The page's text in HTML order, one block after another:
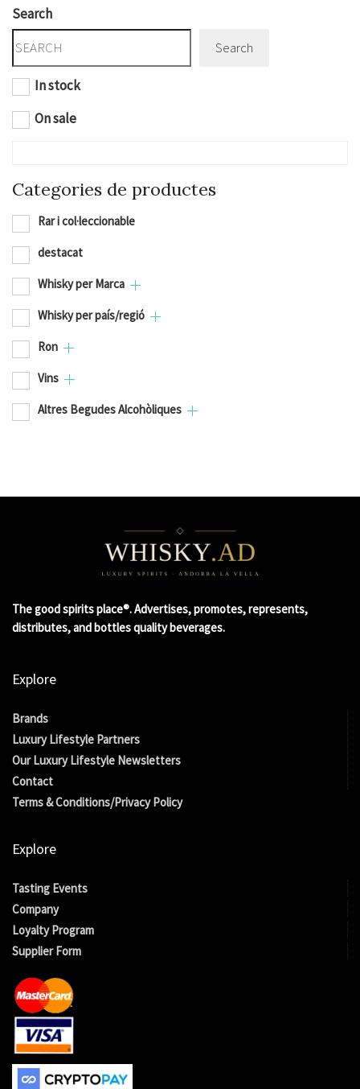
Search
Search
In stock
On sale
Categories de productes
Rar i col·leccionable
destacat
Whisky per Marca
Whisky per país/regió
Ron
Vins
Altres Begudes Alcohòliques
The good spirits place®. Advertises, promotes, represents,
distributes, and bottles quality beverages.
Explore
Brands
Luxury Lifestyle Partners
Our Luxury Lifestyle Newsletters
Contact
Terms & Conditions/Privacy Policy
Explore
Tasting Events
Company
Loyalty Program
Supplier Form